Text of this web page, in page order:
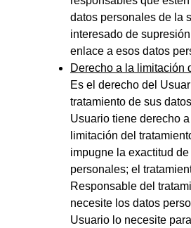
datos personales de la
interesado de
enlace a esos datos
Derecho a la limitación
Es el derecho del
tratamiento de sus
Usuario tiene derecho
limitación del
impugne la exactitud
personales; el
Responsable del
necesite los datos
Usuario lo necesite